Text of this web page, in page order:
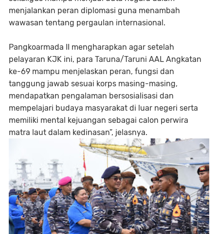
menjalankan peran diplomasi guna menambah
wawasan tentang pergaulan internasional.
Pangkoarmada II mengharapkan agar setelah
pelayaran KJK ini, para Taruna/Taruni AAL Angkatan
ke-69 mampu menjelaskan peran, fungsi dan
tanggung jawab sesuai korps masing-masing,
mendapatkan pengalaman bersosialisasi dan
mempelajari budaya masyarakat di luar negeri serta
memiliki mental kejuangan sebagai calon perwira
matra laut dalam kedinasan”, jelasnya.